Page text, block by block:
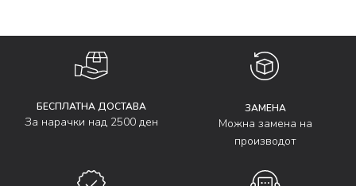
БЕСПЛАТНА ДОСТАВА
За нарачки над 2500 ден
ЗАМЕНА
Можна замена на
производот